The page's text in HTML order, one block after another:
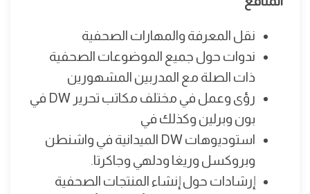
نقل المعرفة والمهارات الصحفية
ندوات حول جميع الموضوعات الصحفية
ذات الصلة مع المدربين المشهورين
رؤى وعمل في مختلف مكاتب تحرير DW في
بون وبرلين وكذلك في
استوديوهات DW الميدانية في واشنطن
وبروكسل وريغا ودلهي وجاكرتا.
إرشادات حول إنشاء المنتجات الصحفية